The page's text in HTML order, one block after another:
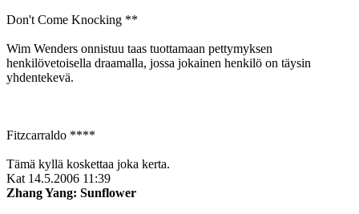
Don't Come Knocking **
Wim Wenders onnistuu taas tuottamaan pettymyksen
henkilövetoisella draamalla, jossa jokainen henkilö on täysin
yhdentekevä.
Fitzcarraldo ****
Tämä kyllä koskettaa joka kerta.
Kat 14.5.2006 11:39
Zhang Yang: Sunflower